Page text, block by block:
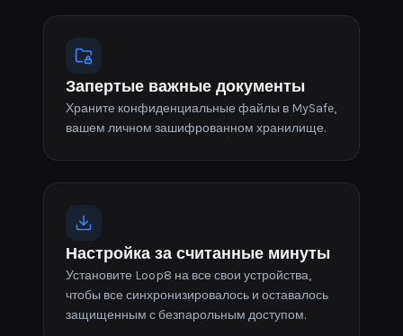
Запертые важные документы
Храните конфиденциальные файлы в MySafe,
вашем личном зашифрованном хранилище.
Настройка за считанные минуты
Установите Loop8 на все свои устройства,
чтобы все синхронизировалось и оставалось
защищенным с безпарольным доступом.